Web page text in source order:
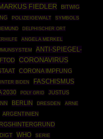
FIEDLER
BITWIG
POLIZEIGEWALT
SYMBOLS
DELPHISCHER ORT
ANGELA MERKEL
ANTI-SPIEGEL-
CORONAVIRUS
CORONA IMPFUNG
BIDEN
FASCHISMUS
2030
POLY GRID
JUSTUS
BERLIN DRESDEN
ARNE
ARGENTINIEN
WHO SERIE